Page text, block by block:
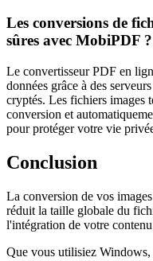
Les conversions de
sûres avec MobiPDF ?
Le convertisseur PDF en
données grâce à des
cryptés. Les fichiers images
conversion et
pour protéger votre vie
Conclusion
La conversion de vos
réduit la taille globale du
l'intégration de votre
Que vous utilisiez Windows,